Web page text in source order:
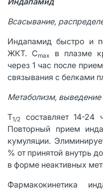
Всасывание,
Индапамид быстро и
ЖКТ. Cmax
в плазме
через 1 час после
связывания с белками
Метаболизм, выведение
T1/2
составляет 14-
Повторный прием
кумуляции.
% от принятой внутрь
в форме неактивных
Фармакокинетика